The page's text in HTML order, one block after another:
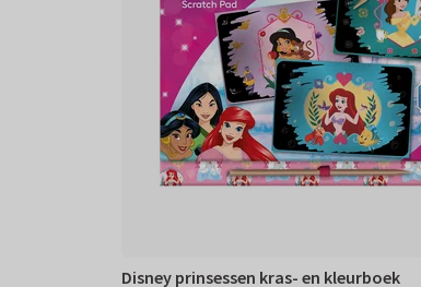
Disney prinsessen kras- en kleurboek